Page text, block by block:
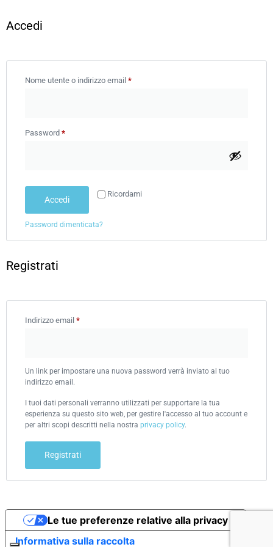
Accedi
Nome utente o indirizzo email *
Password *
Ricordami
Accedi
Password dimenticata?
Registrati
Indirizzo email *
Un link per impostare una nuova password verrà inviato al tuo
indirizzo email.
I tuoi dati personali verranno utilizzati per supportare la tua
esperienza su questo sito web, per gestire l'accesso al tuo account e
per altri scopi descritti nella nostra privacy policy.
Registrati
Informativa sulla raccolta
Le tue preferenze relative alla privacy